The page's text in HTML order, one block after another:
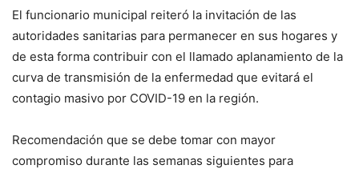
El funcionario municipal reiteró la invitación de las
autoridades sanitarias para permanecer en sus hogares y
de esta forma contribuir con el llamado aplanamiento de la
curva de transmisión de la enfermedad que evitará el
contagio masivo por COVID-19 en la región.
Recomendación que se debe tomar con mayor
compromiso durante las semanas siguientes para